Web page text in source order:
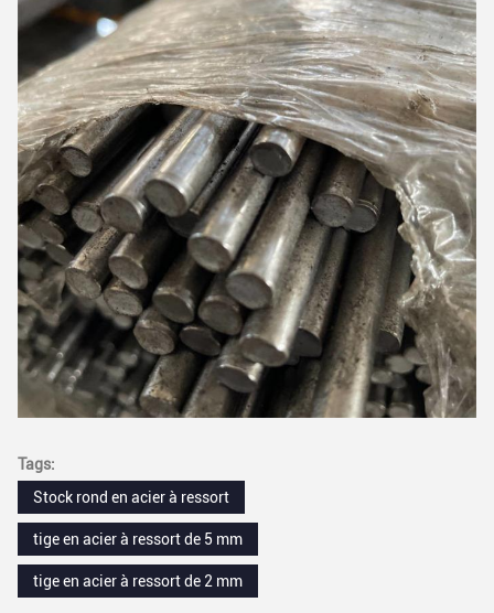
Tags:
Stock rond en acier à ressort
tige en acier à ressort de 5 mm
tige en acier à ressort de 2 mm